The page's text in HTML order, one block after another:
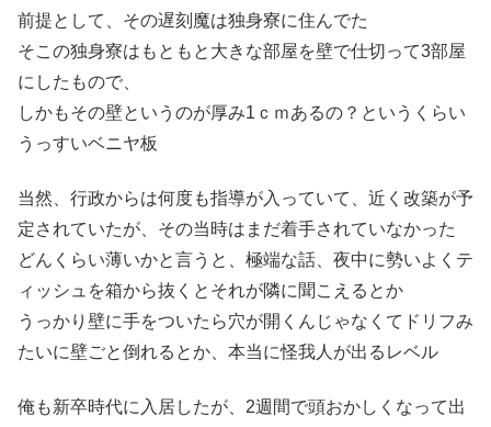
前提として、その遅刻魔は独身寮に住んでた
そこの独身寮はもともと大きな部屋を壁で仕切って3部屋
にしたもので、
しかもその壁というのが厚み1ｃｍあるの？というくらい
うっすいベニヤ板
当然、行政からは何度も指導が入っていて、近く改築が予
定されていたが、その当時はまだ着手されていなかった
どんくらい薄いかと言うと、極端な話、夜中に勢いよくテ
ィッシュを箱から抜くとそれが隣に聞こえるとか
うっかり壁に手をついたら穴が開くんじゃなくてドリフみ
たいに壁ごと倒れるとか、本当に怪我人が出るレベル
俺も新卒時代に入居したが、2週間で頭おかしくなって出